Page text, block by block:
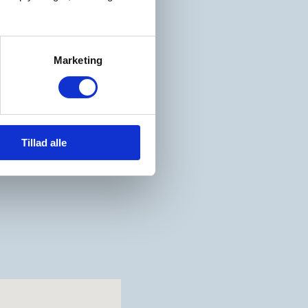
Marketing
Tillad alle
virker og ikke gør.
,konference